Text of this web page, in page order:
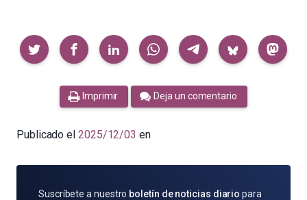
Compartir
Imprimir Deja un comentario
Publicado el 2025/12/03 en
SUSCRÍBETE
Suscríbete a nuestro boletín de noticias diario para